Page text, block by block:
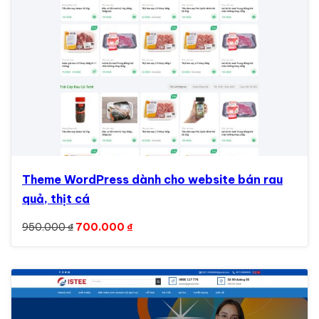
Theme WordPress dành cho website bán rau
quả, thịt cá
950.000₫ Giá gốc là: 950.000 ₫.
700.000 ₫Giá hiện tại là: 700.000 ₫.